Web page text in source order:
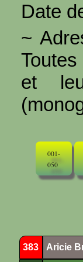
Date
~
et
001-
050
383 Aricie